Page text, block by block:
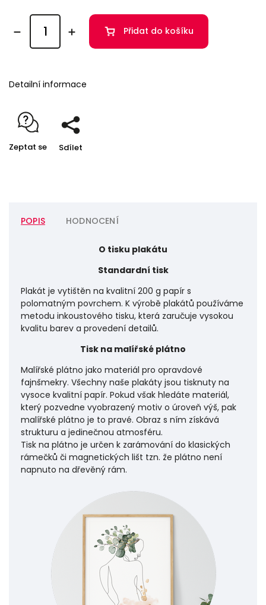
Přidat do košíku
Detailní informace
Zeptat se Sdílet
POPIS HODNOCENÍ
O tisku plakátu
Standardní tisk
Plakát je vytištěn na kvalitní 200 g papír s
polomatným povrchem. K výrobě plakátů používáme
metodu inkoustového tisku, která zaručuje vysokou
kvalitu barev a provedení detailů.
Tisk na malířské plátno
Malířské plátno jako materiál pro opravdové
fajnšmekry. Všechny naše plakáty jsou tisknuty na
vysoce kvalitní papír. Pokud však hledáte materiál,
který pozvedne vyobrazený motiv o úroveň výš, pak
malířské plátno je to pravé. Obraz s ním získává
strukturu a jedinečnou atmosféru.
Tisk na plátno je určen k zarámování do klasických
rámečků či magnetických lišt tzn. že plátno není
napnuto na dřevěný rám.